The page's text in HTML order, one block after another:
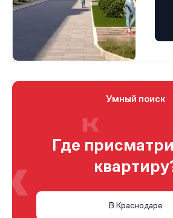
Умный поиск
Где
В Краснодаре